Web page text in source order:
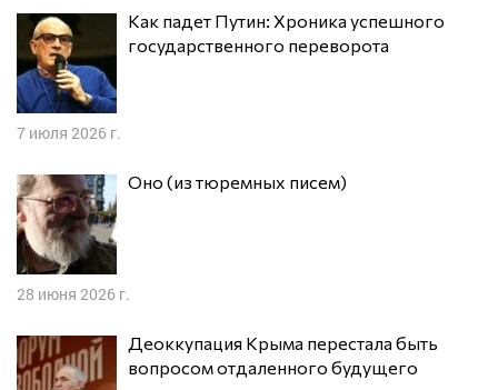
Как падет Путин: Хроника успешного
государственного переворота
7 июля 2026 г.
Оно (из тюремных писем)
28 июня 2026 г.
Деоккупация Крыма перестала быть
вопросом отдаленного будущего